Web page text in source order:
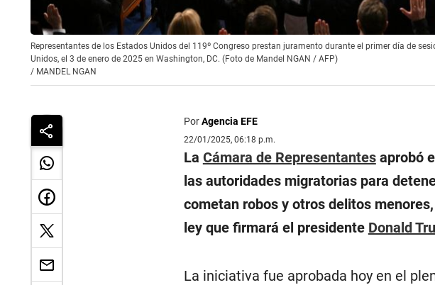
Representantes de los Estados Unidos del 119º Congreso prestan juramento durante el primer día de
Unidos, el 3 de enero de 2025 en Washington, DC. (Foto de Mandel NGAN / AFP)
/ MANDEL NGAN
PorAgencia EFE
22/01/2025, 06:18 p.m.
La Cámara de Representantesaprobó
las autoridades migratorias para
cometan robos y otros delitos
ley que firmará el presidente Donald
La iniciativa fue aprobada hoy en el